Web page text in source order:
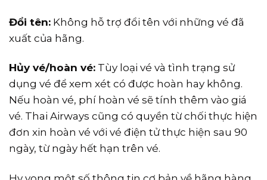
Đổi tên: Không hỗ trợ đổi tên với những vé đã
xuất của hãng.
Hủy vé/hoàn vé: Tùy loại vé và tình trạng sử
dụng vé để xem xét có được hoàn hay không.
Nếu hoàn vé, phí hoàn vé sẽ tính thêm vào giá
vé. Thai Airways cũng có quyền từ chối thực hiện
đơn xin hoàn vé với vé điện tử thực hiện sau 90
ngày, từ ngày hết hạn trên vé.